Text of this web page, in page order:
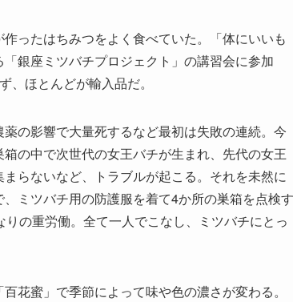
ったはちみつをよく食べていた。「体にいいも
銀座ミツバチプロジェクト」の講習会に参加
ほとんどが輸入品だ。
の影響で大量死するなど最初は失敗の連続。今
の中で次世代の女王バチが生まれ、先代の女王
らないなど、トラブルが起こる。それを未然に
ミツバチ用の防護服を着て4か所の巣箱を点検す
の重労働。全て一人でこなし、ミツバチにとっ
花蜜」で季節によって味や色の濃さが変わる。